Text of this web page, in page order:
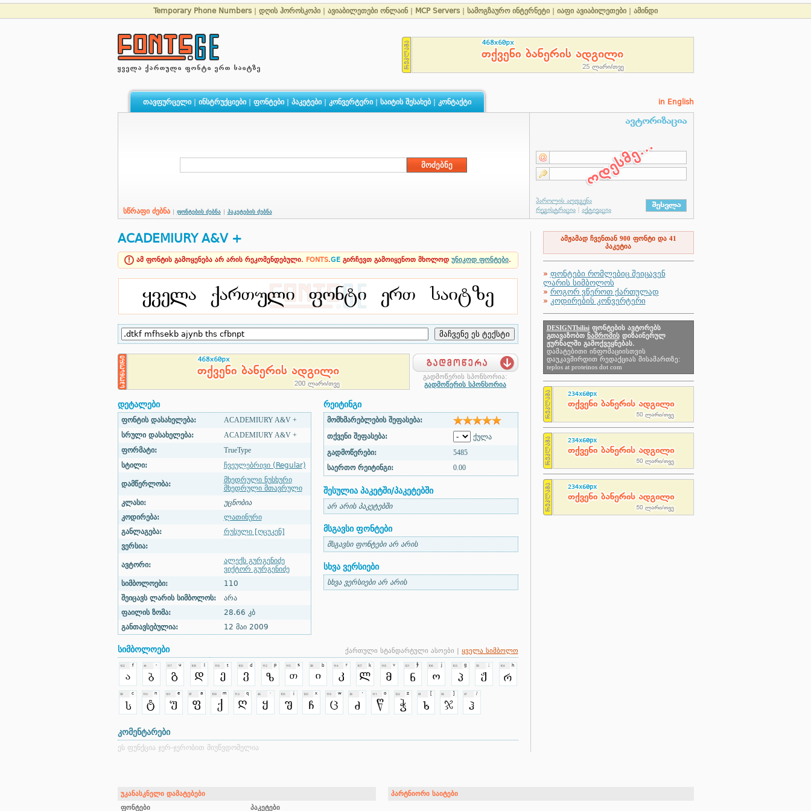
Temporary Phone Numbers დღის ჰოროსკოპი ავიაბილეთები ონლაინ MCP Servers სამოგზაურო ინტერნეტი იაფი ავიაბილეთები ამინდი
თავფურცელი| ინსტრუქციები| ფონტები| პაკეტები| კონვერტერი| საიტის შესახებ| კონტაქტი in English
სწრაფი ძებნა ფონტების ძებნა პაკეტების ძებნა
ACADEMIURY A&V +
ამ ფონტის გამოყენება არ არის რეკომენდებული. FONTS.GE გირჩევთ გამოიყენოთ მხოლოდ უნიკოდ ფონტები.
გადმოწერის სპონსორია:
გადმოწერის სპონსორია
დეტალები
ფონტის დასახელება:
ACADEMIURY A&V +
სრული დასახელება:
ACADEMIURY A&V +
ფორმატი:
TrueType
სტილი:
ჩვეულებრივი (Regular)
დამწერლობა:
მხედრული ნუსხური
მხედრული მთავრული
კლასი:
უცნობია
კოდირება:
ლათინური
განლაგება:
რუსული [ღცუკენ]
ვერსია:
ავტორი:
ალექს გურგენიძე
ვიქტორ გურგენიძე
სიმბოლოები:
110
შეიცავს ლარის სიმბოლოს:
არა
ფაილის ზომა:
28.66 კბ
განთავსებულია:
12 მაი 2009
რეიტინგი
მომხმარებლების შეფასება:
თქვენი შეფასება:
ქულა
გადმოწერები:
5485
საერთო რეიტინგი:
0.00
შესულია პაკეტში/პაკეტებში
არ არის პაკეტებში
მსგავსი ფონტები
მსგავსი ფონტები არ არის
სხვა ვერსიები
სხვა ვერსიები არ არის
სიმბოლოები ქართული სტანდარტული ასოები | ყველა სიმბოლო
კომენტარები
ეს ფუნქცია ჯერ-ჯერობით მიუწვდომელია
ამჟამად ჩვენთან 900 ფონტი და 41
პაკეტია
» ფონტები რომლებიც შეიცავენ
ლარის სიმბოლოს
» როგორ ვწეროთ ქართულად
» კოდირების კონვერტერი
DESIGNTbilisiფონტების ავტორებს
გთავაზობთ ნაშრომისდიზაინერულ
ჟურნალში გამოქვეყნებას.
დამატებითი ინფომაციისთვის
დაუკავშირდით რედაქციას მისამართზე:
teplos at proteinos dot com
უკანასკნელი დამატებები
პარტნიორი საიტები
ფონტები
პაკეტები